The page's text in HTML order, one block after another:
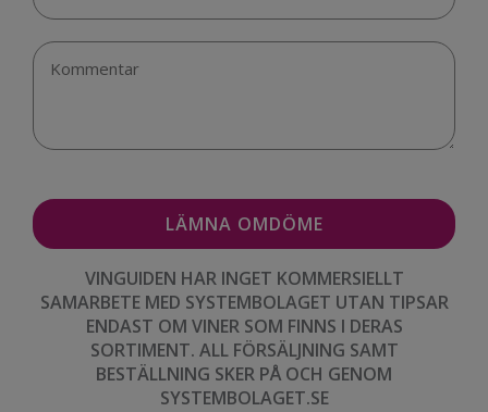
VINGUIDEN HAR INGET KOMMERSIELLT
SAMARBETE MED SYSTEMBOLAGET UTAN TIPSAR
ENDAST OM VINER SOM FINNS I DERAS
SORTIMENT. ALL FÖRSÄLJNING SAMT
BESTÄLLNING SKER PÅ OCH GENOM
SYSTEMBOLAGET.SE